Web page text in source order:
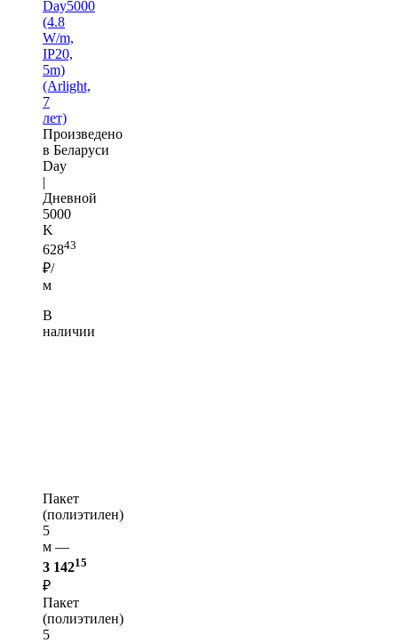
Day5000
(4.8
W/m,
IP20,
5m)
(Arlight,
7
лет)
Произведено
в Беларуси
Day
|
Дневной
5000
K
62843
₽/
м
В
наличии
Пакет
(полиэтилен)
5
м —
3 14215
₽
Пакет
(полиэтилен)
5